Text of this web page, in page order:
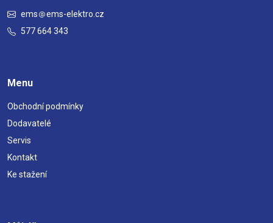
ems
ems-elektro.cz
577 664 343
Menu
Obchodní podmínky
Dodavatelé
Servis
Kontakt
Ke stažení